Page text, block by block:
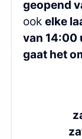
geopend
ook elke
van 14:00
gaat het